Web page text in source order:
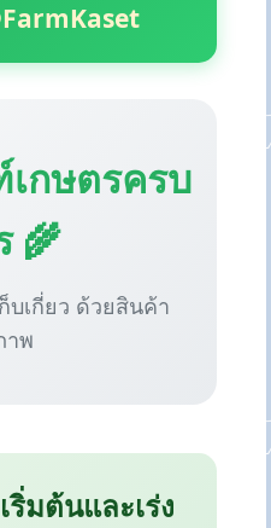
กษตรครบ
🌾
บเกี่ยว ด้วยสินค้า
พ
มต้นและเร่ง